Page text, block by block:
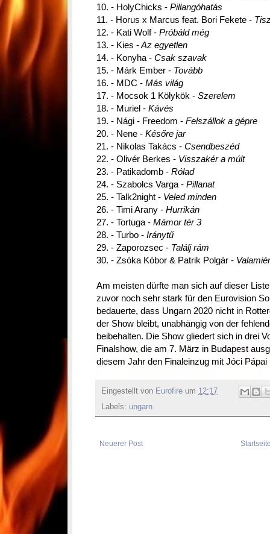
10. - HolyChicks - Pillangóhatás
11. - Horus x Marcus feat. Bori Fekete -
12. - Kati Wolf - Próbáld még
13. - Kies -Az egyetlen
14. - Konyha - Csak szavak
15. - Márk Ember - Tovább
16. - MDC - Más világ
17. - Mocsok 1 Kölykök - Szerelem
18. - Muriel - Kávés
19. - Nági - Freedom - Felszállok a gépre
20. - Nene - Későre jar
21. - Nikolas Takács - Csendbeszéd
22. - Olivér Berkes - Visszakér a múlt
23. - Patikadomb - Rólad
24. - Szabolcs Varga - Pillanat
25. - Talk2night - Veled minden
26. - Timi Arany - Hurrikán
27. - Tortuga - Mámor tér 3
28. - Turbo - Iránytű
29. - Zaporozsec - Találj rám
30. - Zsóka Kóbor & Patrik Polgár -
Am meisten dürfte man sich auf dieser
zuvor noch sehr stark für den Eurovision
bedauerte, dass Ungarn 2020 nicht in
der Show bleibt, unabhängig von der
beibehalten. Die Show gliedert sich in drei
Finalshow, die am 7. März in Budapest
diesem Jahr den Finaleinzug mit Jóci Pápai
Eingestellt von Eurofire um 12:17
Labels: ungarn
Neuerer Post